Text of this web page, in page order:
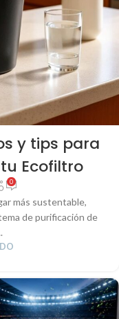
y tips para
Ecofiltro
0
más sustentable,
de purificación de